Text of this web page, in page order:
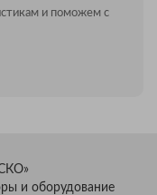
и поможем с
и оборудование